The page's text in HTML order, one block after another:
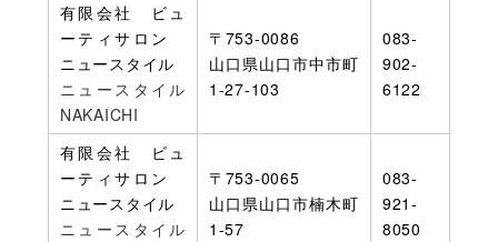
有限会社 ビュ
ーティサロン
ニュースタイル
ニュースタイル
NAKAICHI
〒753-0086
山口県山口市中市町
1-27-103
083-
902-
6122
有限会社 ビュ
ーティサロン
ニュースタイル
ニュースタイル
〒753-0065
山口県山口市楠木町
1-57
083-
921-
8050